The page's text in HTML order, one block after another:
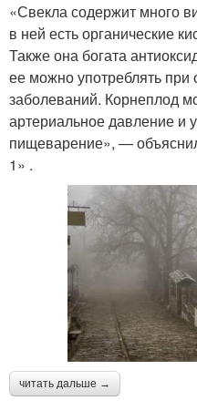
«Свекла содержит много
в ней есть органические
Также она богата
ее можно употреблять
заболеваний. Корнеплод
артериальное давление и
пищеварение», —
1» .
читать дальше →